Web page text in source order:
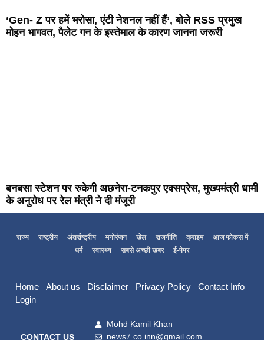
‘Gen- Z पर हमें भरोसा, एंटी नेशनल नहीं हैं’, बोले RSS प्रमुख
मोहन भागवत, पैलेट गन के इस्तेमाल के कारण जानना जरूरी
बनबसा स्टेशन पर रुकेगी अछनेरा-टनकपुर एक्सप्रेस, मुख्यमंत्री धामी
के अनुरोध पर रेल मंत्री ने दी मंजूरी
राज्य राष्ट्रीय अंतर्राष्ट्रीय मनोरंजन खेल राजनीति क्राइम
आज फोकस में
धर्म
स्वास्थ्य सबसे अच्छी खबर ई-पेपर
Home About us Disclaimer Privacy Policy
Contact Info
Login
CONTACT US
Mohd Kamil Khan
news7.co.inn@gmail.com